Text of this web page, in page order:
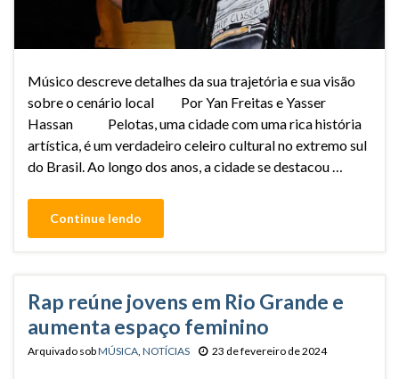
Músico descreve detalhes da sua trajetória e sua visão
sobre o cenário local Por Yan Freitas e Yasser
Hassan Pelotas, uma cidade com uma rica história
artística, é um verdadeiro celeiro cultural no extremo sul
do Brasil. Ao longo dos anos, a cidade se destacou …
Continue lendo
Rap reúne jovens em Rio Grande e
aumenta espaço feminino
Arquivado sobMÚSICA, NOTÍCIAS 23 de fevereiro de 2024